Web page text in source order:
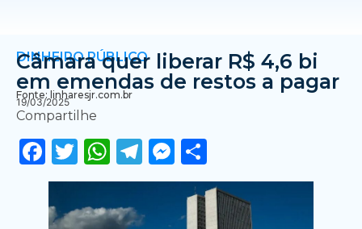
DINHEIRO PÚBLICO
Câmara quer liberar R$ 4,6 bi
em emendas de restos a pagar
Fonte: linharesjr.com.br
19/03/2025
Compartilhe
Facebook
Twitter
WhatsApp
Telegram
Messenger